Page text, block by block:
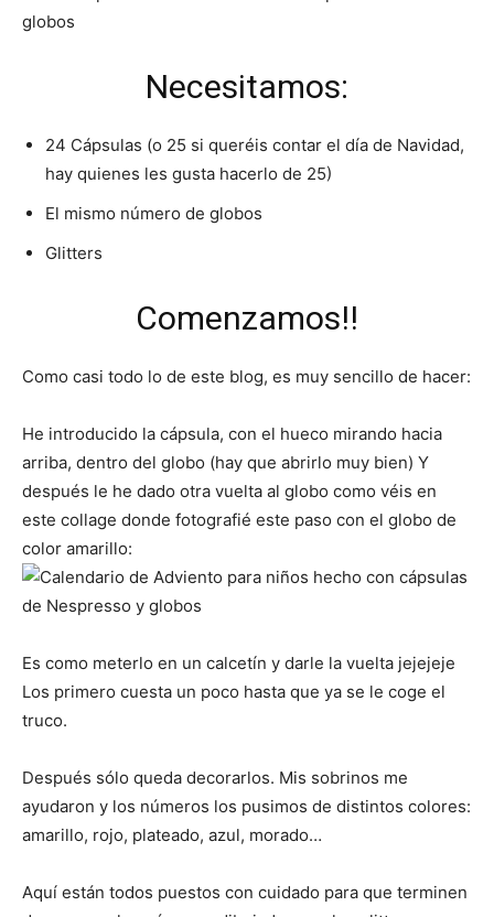
Necesitamos:
24 Cápsulas (o 25 si queréis contar el día de Navidad,
hay quienes les gusta hacerlo de 25)
El mismo número de globos
Glitters
Comenzamos!!
Como casi todo lo de este blog, es muy sencillo de hacer:
He introducido la cápsula, con el hueco mirando hacia
arriba, dentro del globo (hay que abrirlo muy bien) Y
después le he dado otra vuelta al globo como véis en
este collage donde fotografié este paso con el globo de
color amarillo:
Es como meterlo en un calcetín y darle la vuelta jejejeje
Los primero cuesta un poco hasta que ya se le coge el
truco.
Después sólo queda decorarlos. Mis sobrinos me
ayudaron y los números los pusimos de distintos colores:
amarillo, rojo, plateado, azul, morado…
Aquí están todos puestos con cuidado para que terminen